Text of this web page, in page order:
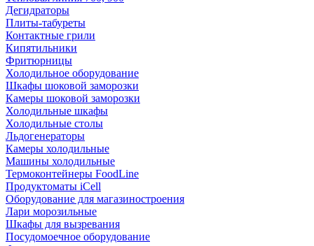
Дегидраторы
Плиты-табуреты
Контактные грили
Кипятильники
Фритюрницы
Холодильное оборудование
Шкафы шоковой заморозки
Камеры шоковой заморозки
Холодильные шкафы
Холодильные столы
Льдогенераторы
Камеры холодильные
Машины холодильные
Термоконтейнеры FoodLine
Продуктоматы iCell
Оборудование для магазиностроения
Лари морозильные
Шкафы для вызревания
Посудомоечное оборудование